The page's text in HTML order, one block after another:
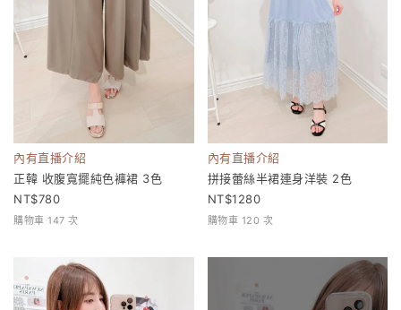
內有直播介紹
正韓 收腹寬擺純色褲裙 3色
780
購物車 147 次
內有直播介紹
拼接蕾絲半裙連身洋裝 2色
1280
購物車 120 次